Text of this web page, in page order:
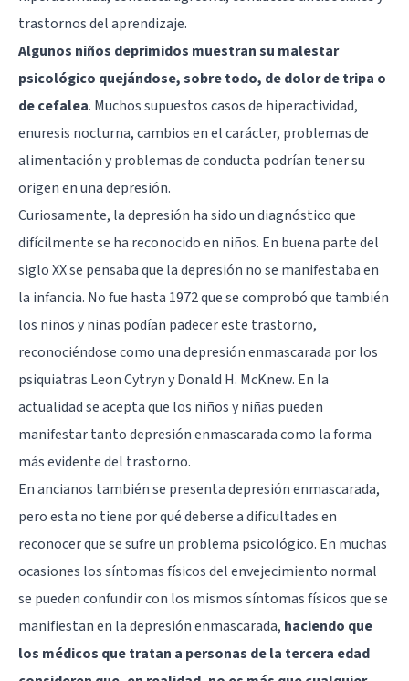
trastornos del aprendizaje.
Algunos niños deprimidos muestran su malestar
psicológico quejándose, sobre todo, de dolor de tripa o
de cefalea. Muchos supuestos casos de hiperactividad,
enuresis nocturna, cambios en el carácter, problemas de
alimentación y problemas de conducta podrían tener su
origen en una depresión.
Curiosamente, la depresión ha sido un diagnóstico que
difícilmente se ha reconocido en niños. En buena parte del
siglo XX se pensaba que la depresión no se manifestaba en
la infancia. No fue hasta 1972 que se comprobó que también
los niños y niñas podían padecer este trastorno,
reconociéndose como una depresión enmascarada por los
psiquiatras Leon Cytryn y Donald H. McKnew. En la
actualidad se acepta que los niños y niñas pueden
manifestar tanto depresión enmascarada como la forma
más evidente del trastorno.
En ancianos también se presenta depresión enmascarada,
pero esta no tiene por qué deberse a dificultades en
reconocer que se sufre un problema psicológico. En muchas
ocasiones los síntomas físicos del envejecimiento normal
se pueden confundir con los mismos síntomas físicos que se
manifiestan en la depresión enmascarada, haciendo que
los médicos que tratan a personas de la tercera edad